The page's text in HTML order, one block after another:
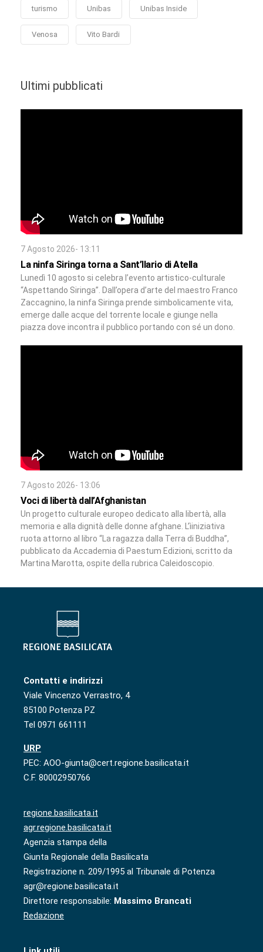
turismo Unibas Unibas Inside
Venosa Vito Bardi
Ultimi pubblicati
7 Agosto 2026- 13:11
La ninfa Siringa torna a Sant’Ilario di Atella
Lunedì 10 agosto si celebra l’evento artistico-culturale
“Aspettando Siringa”. Dall’opera d’arte del maestro Franco
Zaccagnino, la ninfa Siringa prende simbolicamente vita,
emerge dalle acque del torrente locale e giunge nella
piazza dove incontra il pubblico portando con sé un dono.
7 Agosto 2026- 13:06
Voci di libertà dall’Afghanistan
Un progetto culturale europeo dedicato alla libertà, alla
memoria e alla dignità delle donne afghane. L’ìiniziativa
ruota attorno al libro “La ragazza dalla Terra di Buddha”,
pubblicato da Accademia di Paestum Edizioni, scritto da
Martina Marotta, ospite della rubrica Caleidoscopio.
Contatti e indirizzi
Viale Vincenzo Verrastro, 4
85100 Potenza PZ
Tel 0971 661111
URP
PEC: AOO-giunta@cert.regione.basilicata.it
C.F. 80002950766
regione.basilicata.it
agr.regione.basilicata.it
Agenzia stampa della
Giunta Regionale della Basilicata
Registrazione n. 209/1995 al Tribunale di Potenza
agr@regione.basilicata.it
Direttore responsabile: Massimo Brancati
Redazione